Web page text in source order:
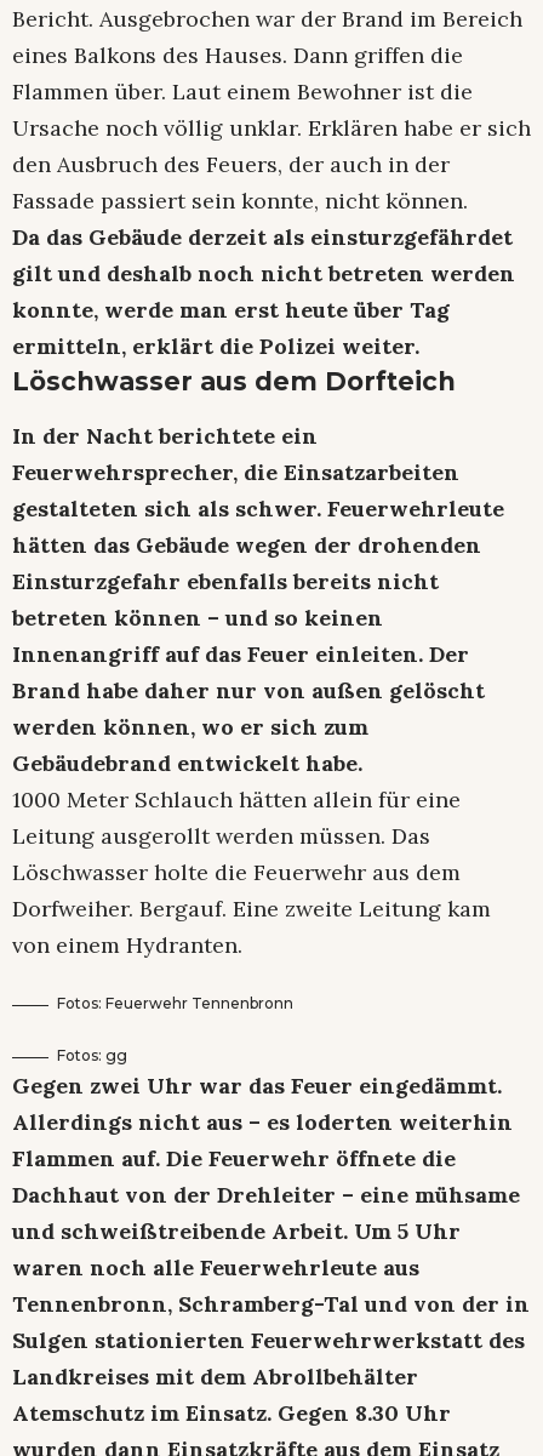
Bericht. Ausgebrochen war der Brand im Bereich
eines Balkons des Hauses. Dann griffen die
Flammen über. Laut einem Bewohner ist die
Ursache noch völlig unklar. Erklären habe er sich
den Ausbruch des Feuers, der auch in der
Fassade passiert sein konnte, nicht können.
Da das Gebäude derzeit als einsturzgefährdet
gilt und deshalb noch nicht betreten werden
konnte, werde man erst heute über Tag
ermitteln, erklärt die Polizei weiter.
Löschwasser aus dem Dorfteich
In der Nacht berichtete ein
Feuerwehrsprecher, die Einsatzarbeiten
gestalteten sich als schwer. Feuerwehrleute
hätten das Gebäude wegen der drohenden
Einsturzgefahr ebenfalls bereits nicht
betreten können – und so keinen
Innenangriff auf das Feuer einleiten. Der
Brand habe daher nur von außen gelöscht
werden können, wo er sich zum
Gebäudebrand entwickelt habe.
1000 Meter Schlauch hätten allein für eine
Leitung ausgerollt werden müssen. Das
Löschwasser holte die Feuerwehr aus dem
Dorfweiher. Bergauf. Eine zweite Leitung kam
von einem Hydranten.
Fotos: Feuerwehr Tennenbronn
Fotos: gg
Gegen zwei Uhr war das Feuer eingedämmt.
Allerdings nicht aus – es loderten weiterhin
Flammen auf. Die Feuerwehr öffnete die
Dachhaut von der Drehleiter – eine mühsame
und schweißtreibende Arbeit. Um 5 Uhr
waren noch alle Feuerwehrleute aus
Tennenbronn, Schramberg-Tal und von der in
Sulgen stationierten Feuerwehrwerkstatt des
Landkreises mit dem Abrollbehälter
Atemschutz im Einsatz. Gegen 8.30 Uhr
wurden dann Einsatzkräfte aus dem Einsatz